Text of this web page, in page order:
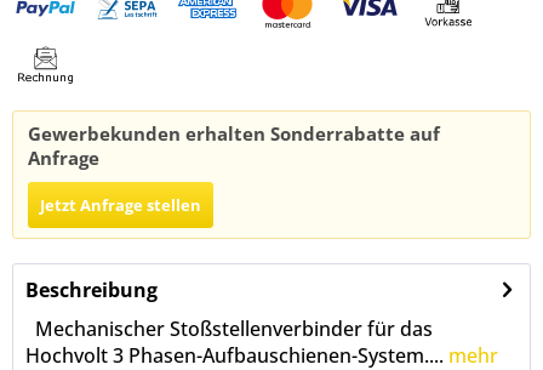
Gewerbekunden erhalten Sonderrabatte auf
Anfrage
Jetzt Anfrage stellen
Beschreibung
Mechanischer Stoßstellenverbinder für das
Hochvolt 3 Phasen-Aufbauschienen-System.... mehr